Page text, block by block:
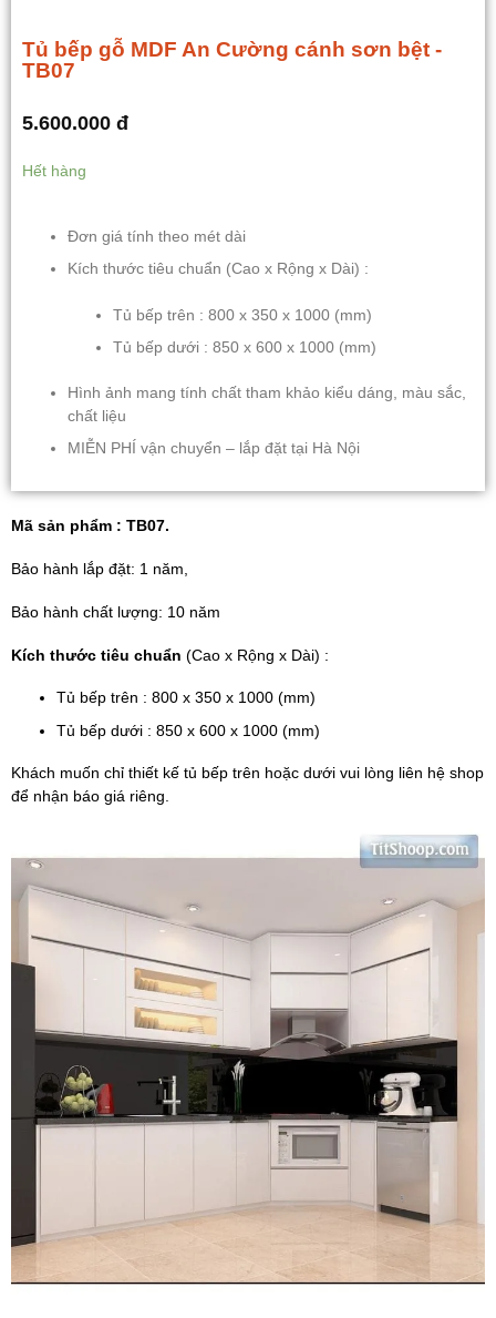
Tủ bếp gỗ MDF An Cường cánh sơn bệt -
TB07
5.600.000 đ
Hết hàng
Đơn giá tính theo mét dài
Kích thước tiêu chuẩn (Cao x Rộng x Dài) :
Tủ bếp trên : 800 x 350 x 1000 (mm)
Tủ bếp dưới : 850 x 600 x 1000 (mm)
Hình ảnh mang tính chất tham khảo kiểu dáng, màu sắc,
chất liệu
MIỄN PHÍ vận chuyển – lắp đặt tại Hà Nội
Mã sản phẩm : TB07.
Bảo hành lắp đặt: 1 năm,
Bảo hành chất lượng: 10 năm
Kích thước tiêu chuẩn (Cao x Rộng x Dài) :
Tủ bếp trên : 800 x 350 x 1000 (mm)
Tủ bếp dưới : 850 x 600 x 1000 (mm)
Khách muốn chỉ thiết kế tủ bếp trên hoặc dưới vui lòng liên hệ shop
để nhận báo giá riêng.